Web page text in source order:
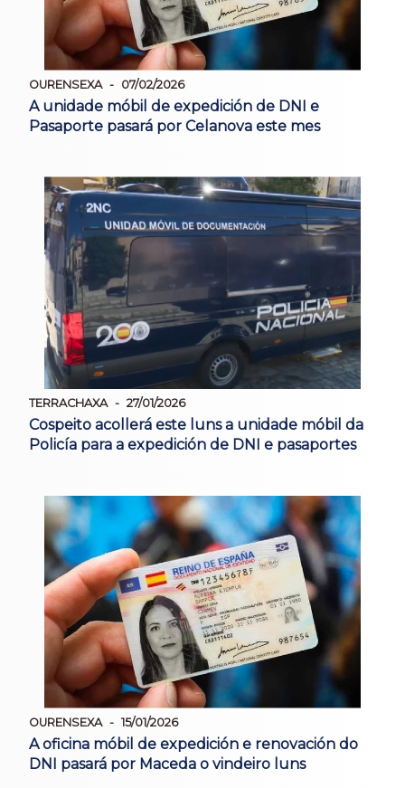
OURENSEXA 07/02/2026
A unidade móbil de expedición de DNI e
Pasaporte pasará por Celanova este mes
TERRACHAXA 27/01/2026
Cospeito acollerá este luns a unidade móbil da
Policía para a expedición de DNI e pasaportes
OURENSEXA 15/01/2026
A oficina móbil de expedición e renovación do
DNI pasará por Maceda o vindeiro luns